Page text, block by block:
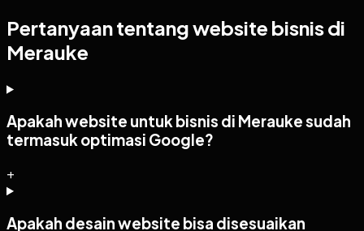
Pertanyaan tentang website bisnis di
Merauke
Apakah website untuk bisnis di Merauke sudah
termasuk optimasi Google?
+
Apakah desain website bisa disesuaikan